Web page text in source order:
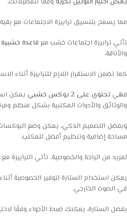
مما يسمح بتنسيق ترابيزة الاجتماعات مع
تأتي ترابيزة اجتماعات خشب معقاعدة خشبية
والأناقة،
كما تضمن الاستقرار اللازم للترابيزة أثناء
فهي تحتوي على 2 بوكس خشبي
يمكن
والوثائق والأدوات المكتبية بشكل منظم
وبفضل التصميم الذكي، يمكن وضع
مساحة إضافية وتنظيم أفضل للمكتب،
لمزيد من الراحة والخصوصية، تأتي الترابيزة مع
يمكن استخدام الستارة لتوفير الخصوصية
في الصوت الخارجي.
بفضل الستارة، يمكنك ضبط الأجواء وفقًا